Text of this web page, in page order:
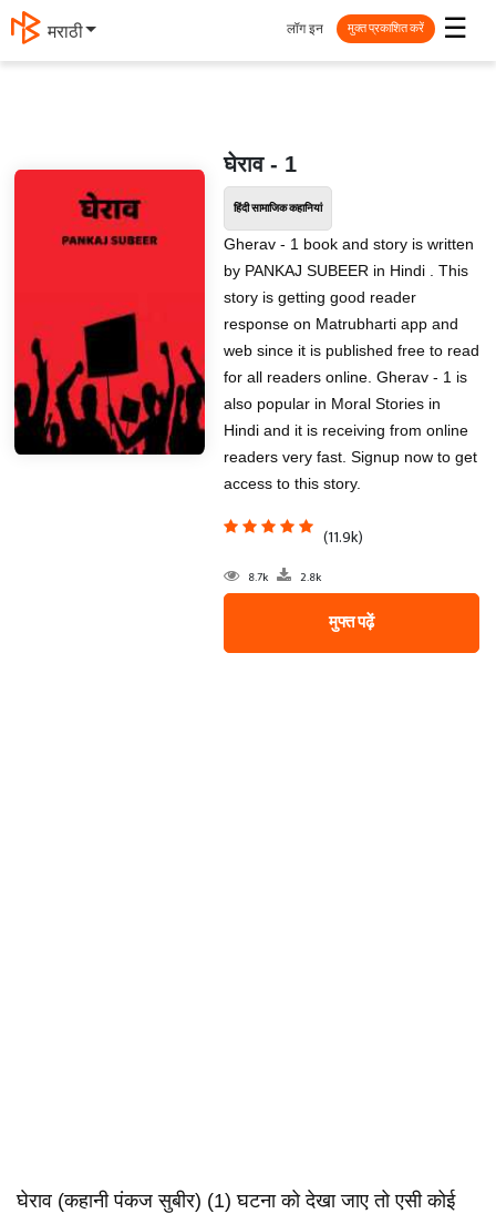
मराठी ☰
लॉग इन मुक्त प्रकाशित करें
घेराव - 1
हिंदी सामाजिक कहानियां
Gherav - 1 book and story is written
by PANKAJ SUBEER in Hindi . This
story is getting good reader
response on Matrubharti app and
web since it is published free to read
for all readers online. Gherav - 1 is
also popular in Moral Stories in
Hindi and it is receiving from online
readers very fast. Signup now to get
access to this story.
(11.9k)
8.7k 2.8k
मुफ्त पढ़ें
घेराव (कहानी पंकज सुबीर) (1) घटना को देखा जाए तो एसी कोई